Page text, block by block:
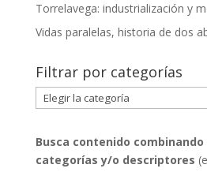
Torrelavega: industrialización y
Vidas paralelas, historia de dos
Filtrar por categorías
Filtrar
por
Busca contenido combinando
categorías y/o descriptores